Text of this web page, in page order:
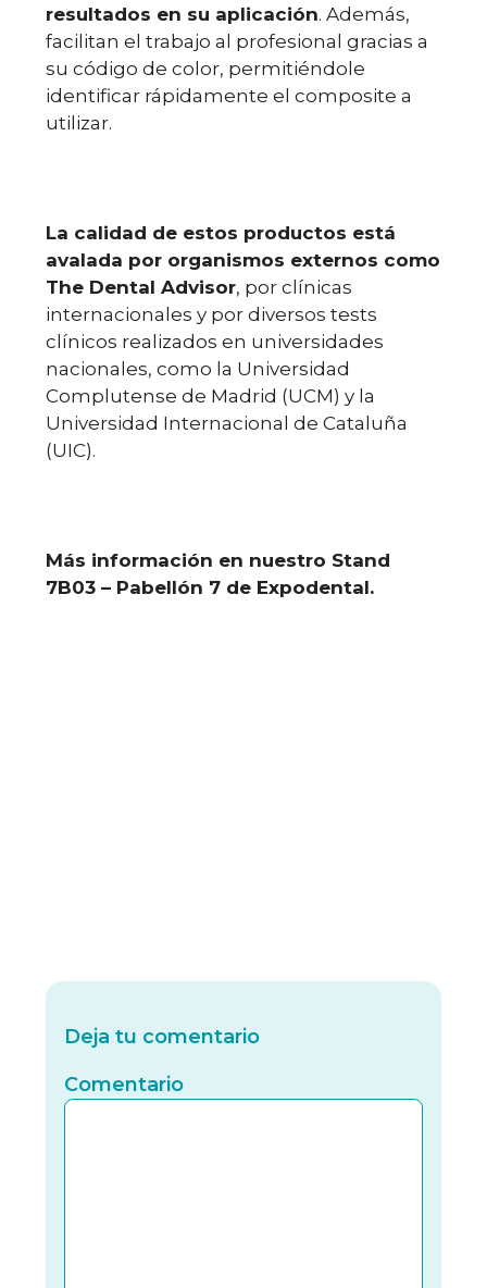
resultados en su aplicación. Además,
facilitan el trabajo al profesional gracias a
su código de color, permitiéndole
identificar rápidamente el composite a
utilizar.
La calidad de estos productos está
avalada por organismos externos como
The Dental Advisor, por clínicas
internacionales y por diversos tests
clínicos realizados en universidades
nacionales, como la Universidad
Complutense de Madrid (UCM) y la
Universidad Internacional de Cataluña
(UIC).
Más información en nuestro Stand
7B03 – Pabellón 7 de Expodental.
Deja tu comentario
Comentario